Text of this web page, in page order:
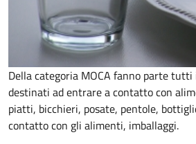
Della categoria MOCA fanno parte
destinati ad entrare a contatto con
piatti, bicchieri, posate, pentole,
contatto con gli alimenti, imballaggi.